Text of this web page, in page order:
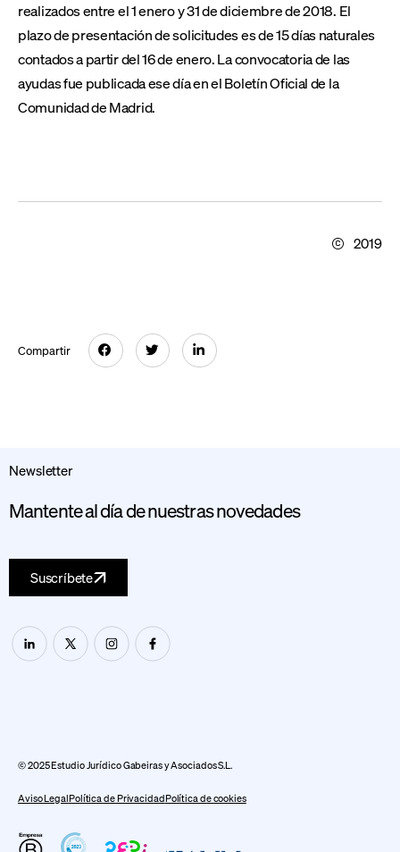
realizados entre el 1 enero y 31 de diciembre de 2018. El
plazo de presentación de solicitudes es de 15 días naturales
contados a partir del 16 de enero. La convocatoria de las
ayudas fue publicada ese día en el Boletín Oficial de la
Comunidad de Madrid.
2019
Compartir
Newsletter
Mantente al día de nuestras novedades
Suscríbete
© 2025 Estudio Jurídico Gabeiras y Asociados S.L.
Aviso LegalPolítica de PrivacidadPolítica de cookies